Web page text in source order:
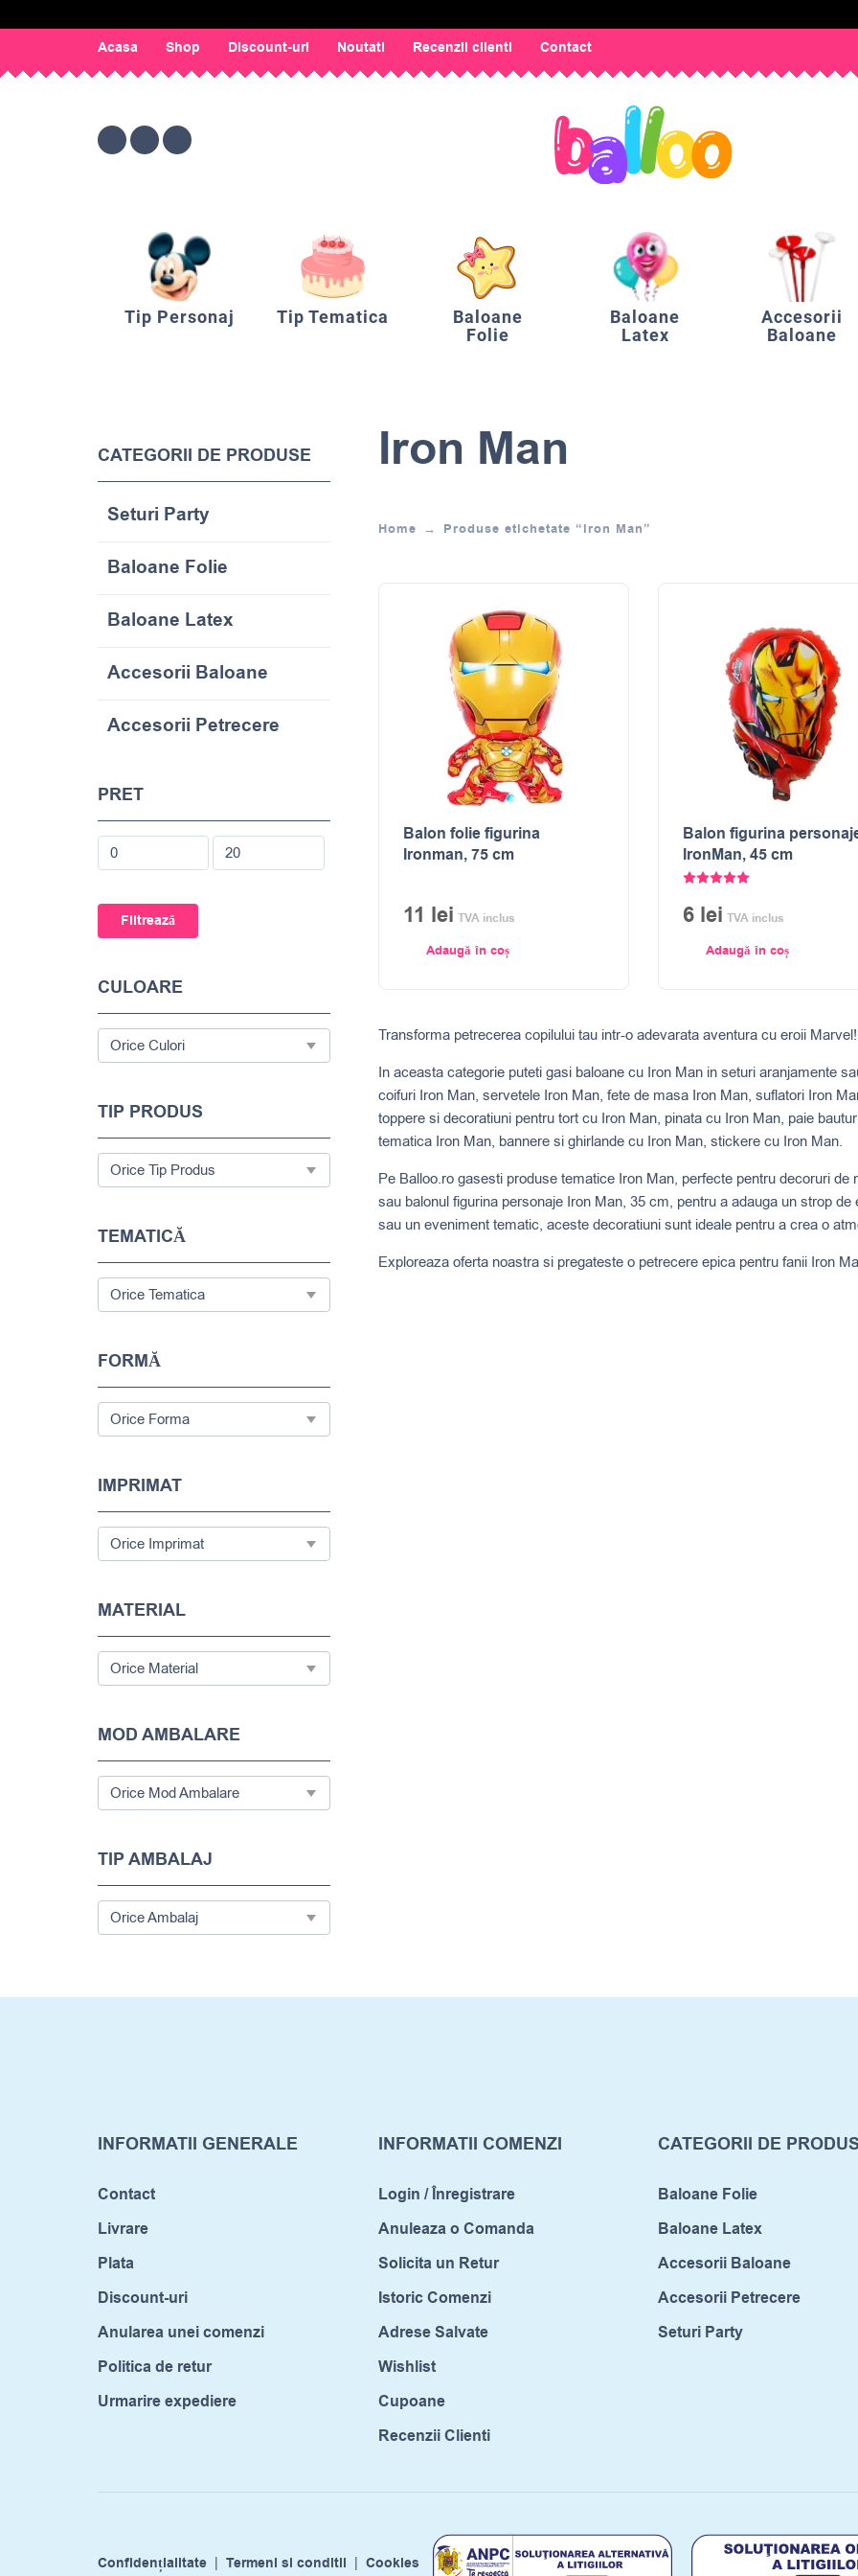
Acasa Shop Discount-uri Noutati Recenzii clienti Contact
Tip Personaj Tip Tematica
Baloane
Folie
Baloane
Latex
Accesorii
Baloane
CATEGORII DE PRODUSE
Seturi Party
Baloane Folie
Baloane Latex
Accesorii Baloane
Accesorii Petrecere
PRET
Filtrează
CULOARE
TIP PRODUS
TEMATICĂ
FORMĂ
IMPRIMAT
MATERIAL
MOD AMBALARE
TIP AMBALAJ
Iron Man
Home Produse etichetate “Iron Man”
Balon folie figurina
Ironman, 75 cm
11 lei TVA inclus
Adaugă în coș
Balon figurina
IronMan, 45 cm
Evaluat la
6 lei TVA inclus
Adaugă în coș
Transforma petrecerea copilului tau intr-o adevarata aventura cu eroii Marvel!
In aceasta categorie puteti gasi baloane cu Iron Man in seturi aranjamente
coifuri Iron Man, servetele Iron Man, fete de masa Iron Man, suflatori Iron
toppere si decoratiuni pentru tort cu Iron Man, pinata cu Iron Man, paie
tematica Iron Man, bannere si ghirlande cu Iron Man, stickere cu Iron Man.
Pe Balloo.ro gasesti produse tematice Iron Man, perfecte pentru decoruri de
sau balonul figurina personaje Iron Man, 35 cm, pentru a adauga un strop
sau un eveniment tematic, aceste decoratiuni sunt ideale pentru a crea o
Exploreaza oferta noastra si pregateste o petrecere epica pentru fanii Iron
INFORMATII GENERALE
Contact
Livrare
Plata
Discount-uri
Anularea unei comenzi
Politica de retur
Urmarire expediere
INFORMATII COMENZI
Login / Înregistrare
Anuleaza o Comanda
Solicita un Retur
Istoric Comenzi
Adrese Salvate
Wishlist
Cupoane
Recenzii Clienti
CATEGORII DE
Baloane Folie
Baloane Latex
Accesorii Baloane
Accesorii Petrecere
Seturi Party
Confidențialitate | Termeni si conditii | Cookies